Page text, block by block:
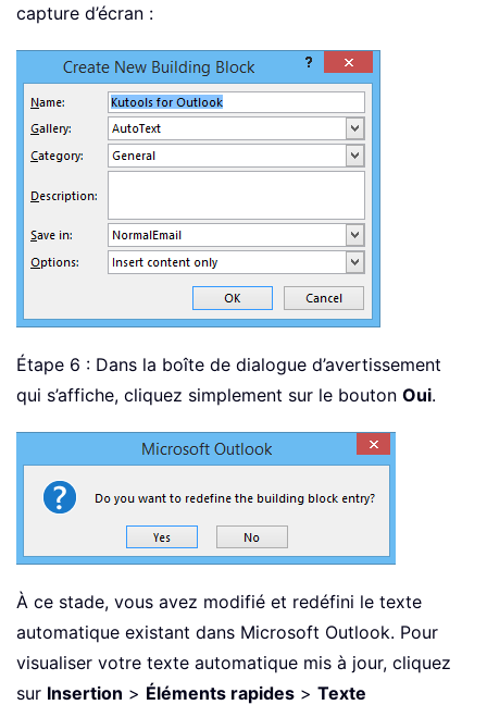
capture d’écran :
Étape 6 : Dans la boîte de dialogue d’avertissement
qui s’affiche, cliquez simplement sur le bouton Oui.
À ce stade, vous avez modifié et redéfini le texte
automatique existant dans Microsoft Outlook. Pour
visualiser votre texte automatique mis à jour, cliquez
sur Insertion > Éléments rapides > Texte